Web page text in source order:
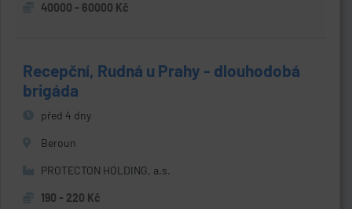
40000 - 60000 Kč
Recepční, Rudná u Prahy - dlouhodobá
brigáda
před 4 dny
Beroun
PROTECTON HOLDING, a.s.
190 - 220 Kč